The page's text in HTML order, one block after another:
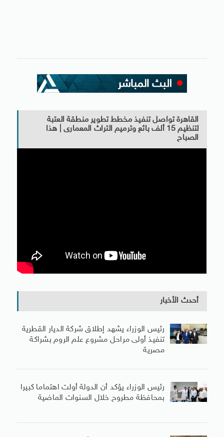
القاهرة تواصل تنفيذ مخطط تطوير منطقة العتبة
لتنظيم 15 ألف بائع وترميم التراث المعمارى | هذا
الصباح
أحدث الأخبار
رئيس الوزراء يشهد إطلاق شركة الديار القطرية
تنفيذ أولى مراحل مشروع علم الروم بشراكة
مصرية
رئيس الوزراء يؤكد أن الدولة أولت اهتماما كبيرا
بمحافظة مطروح خلال السنوات الماضية